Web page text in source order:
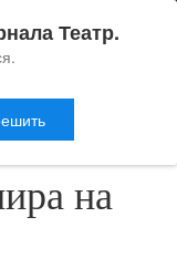
на
Театр.